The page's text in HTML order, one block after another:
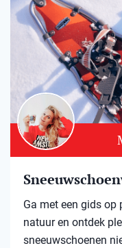
Ga met een gids op
natuur en ontdek
sneeuwschoenen